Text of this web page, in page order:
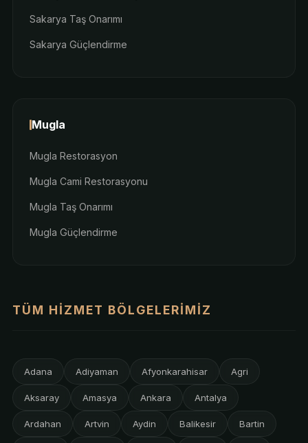
Sakarya Taş Onarımı
Sakarya Güçlendirme
Mugla
Mugla Restorasyon
Mugla Cami Restorasyonu
Mugla Taş Onarımı
Mugla Güçlendirme
TÜM HIZMET BÖLGELERIMIZ
Adana Adiyaman Afyonkarahisar Agri
Aksaray Amasya Ankara Antalya
Ardahan Artvin Aydin Balikesir Bartin